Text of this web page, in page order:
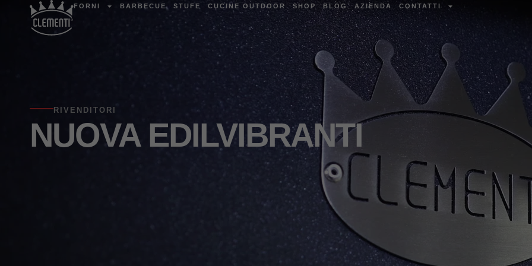
FORNI BARBECUE STUFE CUCINE OUTDOOR SHOP BLOG AZIENDA CONTATTI
RIVENDITORI
NUOVA EDILVIBRANTI